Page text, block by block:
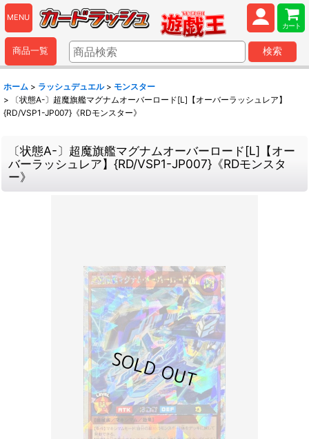
MENU
カート
商品一覧 検索
ホーム > ラッシュデュエル > モンスター
>
〔状態A-〕超魔旗艦マグナムオーバーロード[L]【オーバーラッシュレア】
{RD/VSP1-JP007}《RDモンスター》
〔状態A-〕超魔旗艦マグナムオーバーロード[L]【オー
バーラッシュレア】{RD/VSP1-JP007}《RDモンスタ
ー》